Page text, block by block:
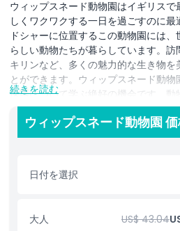
ウィップスネード動物園はイギリス
しくワクワクする一日を過ごすのに
ドシャーに位置するこの動物園には
らしい動物たちが暮らしています。訪
キリンなど、多くの魅力的な生き物
とができます。ウィップスネード動
保護について学ぶ絶好の機会です。動
話し、将来のためにそれらを守るた
や動物愛好家は、これらの素晴らし
それらの自然の生息地について学ぶ
ティを楽しめます。来園者は毎日の
物園には、訪問者が一部の動物によ
ムもあります。子どもたちはアドベ
続きを読む
ウィップスネード動物園
日付を選択
大人 US$ 43.04